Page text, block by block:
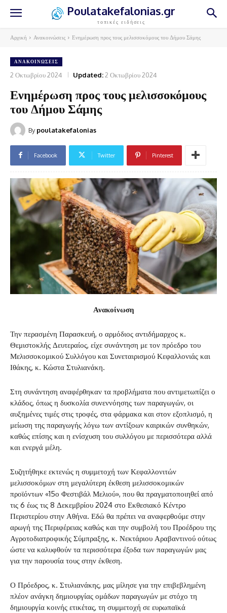
Poulatakefalonias.gr
τοπικές ειδήσεις
Αρχική Ανακοινώσεις Ενημέρωση προς τους μελισσοκόμους του Δήμου Σάμης
ΑΝΑΚΟΙΝΏΣΕΙΣ
2 Οκτωβρίου 2024 Updated:2 Οκτωβρίου 2024
Ενημέρωση προς τους μελισσοκόμους
του Δήμου Σάμης
By poulatakefalonias
Facebook Twitter Pinterest
Ανακοίνωση
Την περασμένη Παρασκευή, ο αρμόδιος αντιδήμαρχος κ.
Θεμιστοκλής Δευτεραίος, είχε συνάντηση με τον πρόεδρο του
Μελισσοκομικού Συλλόγου και Συνεταιρισμού Κεφαλλονιάς και
Ιθάκης, κ. Κώστα Στυλιανάκη.
Στη συνάντηση αναφέρθηκαν τα προβλήματα που αντιμετωπίζει ο
κλάδος, όπως η δυσκολία συνεννόησης των παραγωγών, οι
αυξημένες τιμές στις τροφές, στα φάρμακα και στον εξοπλισμό, η
μείωση της παραγωγής λόγω των αντίξοων καιρικών συνθηκών,
καθώς επίσης και η ενίσχυση του συλλόγου με περισσότερα αλλά
και ενεργά μέλη.
Συζητήθηκε εκτενώς η συμμετοχή των Κεφαλλονιτών
μελισσοκόμων στη μεγαλύτερη έκθεση μελισσοκομικών
προϊόντων «15ο Φεστιβάλ Μελιού», που θα πραγματοποιηθεί από
τις 6 έως τις 8 Δεκεμβρίου 2024 στο Εκθεσιακό Κέντρο
Περιστερίου στην Αθήνα. Εδώ θα πρέπει να αναφερθούμε στην
αρωγή της Περιφέρειας καθώς και την συμβολή του Προέδρου της
Αγροτοδιατροφικής Σύμπραξης, κ. Νεκτάριου Αραβαντινού ούτως
ώστε να καλυφθούν τα περισσότερα έξοδα των παραγωγών μας
για την παρουσία τους στην έκθεση.
Ο Πρόεδρος, κ. Στυλιανάκης, μας μίλησε για την επιβεβλημένη
πλέον ανάγκη δημιουργίας ομάδων παραγωγών με στόχο τη
δημιουργία κοινής ετικέτας, τη συμμετοχή σε ευρωπαϊκά